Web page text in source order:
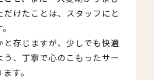
けたことは、スタッフにと
と存じますが、少しでも快適
う、丁寧で心のこもったサー
す。